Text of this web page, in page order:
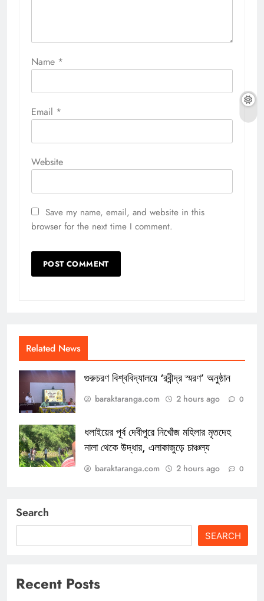
Name *
Email *
Website
Save my name, email, and website in this
browser for the next time I comment.
Related News
গুরুচরণ বিশ্ববিদ্যালয়ে ‘রবীন্দ্র স্মরণ’ অনুষ্ঠান
baraktaranga.com 2 hours ago 0
ধলাইয়ের পূর্ব দেবীপুরে নিখোঁজ মহিলার মৃতদেহ
নালা থেকে উদ্ধার, এলাকাজুড়ে চাঞ্চল্য
baraktaranga.com 2 hours ago 0
Search
SEARCH
Recent Posts